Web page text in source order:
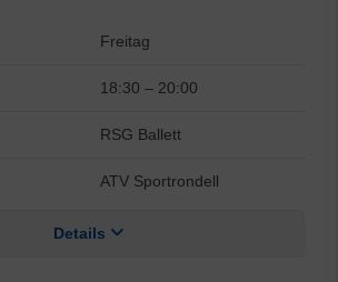
Freitag
18:30 – 20:00
RSG Ballett
ATV Sportrondell
Details